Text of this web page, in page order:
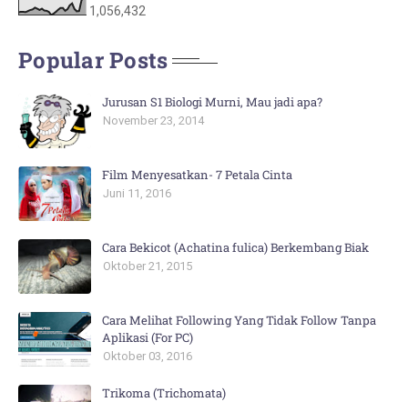
1,056,432
Popular Posts
Jurusan S1 Biologi Murni, Mau jadi apa?
November 23, 2014
Film Menyesatkan- 7 Petala Cinta
Juni 11, 2016
Cara Bekicot (Achatina fulica) Berkembang Biak
Oktober 21, 2015
Cara Melihat Following Yang Tidak Follow Tanpa
Aplikasi (For PC)
Oktober 03, 2016
Trikoma (Trichomata)